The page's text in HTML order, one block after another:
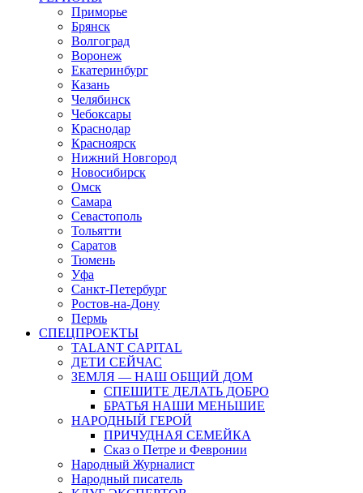
Приморье
Брянск
Волгоград
Воронеж
Екатеринбург
Казань
Челябинск
Чебоксары
Краснодар
Красноярск
Нижний Новгород
Новосибирск
Омск
Самара
Севастополь
Тольятти
Саратов
Тюмень
Уфа
Санкт-Петербург
Ростов-на-Дону
Пермь
СПЕЦПРОЕКТЫ
TALANT CAPITAL
ДЕТИ СЕЙЧАС
ЗЕМЛЯ — НАШ ОБЩИЙ ДОМ
СПЕШИТЕ ДЕЛАТЬ ДОБРО
БРАТЬЯ НАШИ МЕНЬШИЕ
НАРОДНЫЙ ГЕРОЙ
ПРИЧУДНАЯ СЕМЕЙКА
Сказ о Петре и Февронии
Народный Журналист
Народный писатель